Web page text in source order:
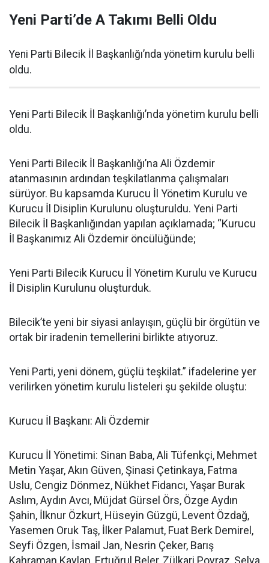
Yeni Parti’de A Takımı Belli Oldu
Yeni Parti Bilecik İl Başkanlığı’nda yönetim kurulu belli
oldu.
Yeni Parti Bilecik İl Başkanlığı’nda yönetim kurulu belli
oldu.
Yeni Parti Bilecik İl Başkanlığı’na Ali Özdemir
atanmasının ardından teşkilatlanma çalışmaları
sürüyor. Bu kapsamda Kurucu İl Yönetim Kurulu ve
Kurucu İl Disiplin Kurulunu oluşturuldu. Yeni Parti
Bilecik İl Başkanlığından yapılan açıklamada; “Kurucu
İl Başkanımız Ali Özdemir öncülüğünde;
Yeni Parti Bilecik Kurucu İl Yönetim Kurulu ve Kurucu
İl Disiplin Kurulunu oluşturduk.
Bilecik’te yeni bir siyasi anlayışın, güçlü bir örgütün ve
ortak bir iradenin temellerini birlikte atıyoruz.
Yeni Parti, yeni dönem, güçlü teşkilat.” ifadelerine yer
verilirken yönetim kurulu listeleri şu şekilde oluştu:
Kurucu İl Başkanı: Ali Özdemir
Kurucu İl Yönetimi: Sinan Baba, Ali Tüfenkçi, Mehmet
Metin Yaşar, Akın Güven, Şinasi Çetinkaya, Fatma
Uslu, Cengiz Dönmez, Nükhet Fidancı, Yaşar Burak
Aslım, Aydın Avcı, Müjdat Gürsel Örs, Özge Aydın
Şahin, İlknur Özkurt, Hüseyin Güzgü, Levent Özdağ,
Yasemen Oruk Taş, İlker Palamut, Fuat Berk Demirel,
Seyfi Özgen, İsmail Jan, Nesrin Çeker, Barış
Kahraman Kaylan, Ertuğrul Beler, Zülkari Poyraz, Selva